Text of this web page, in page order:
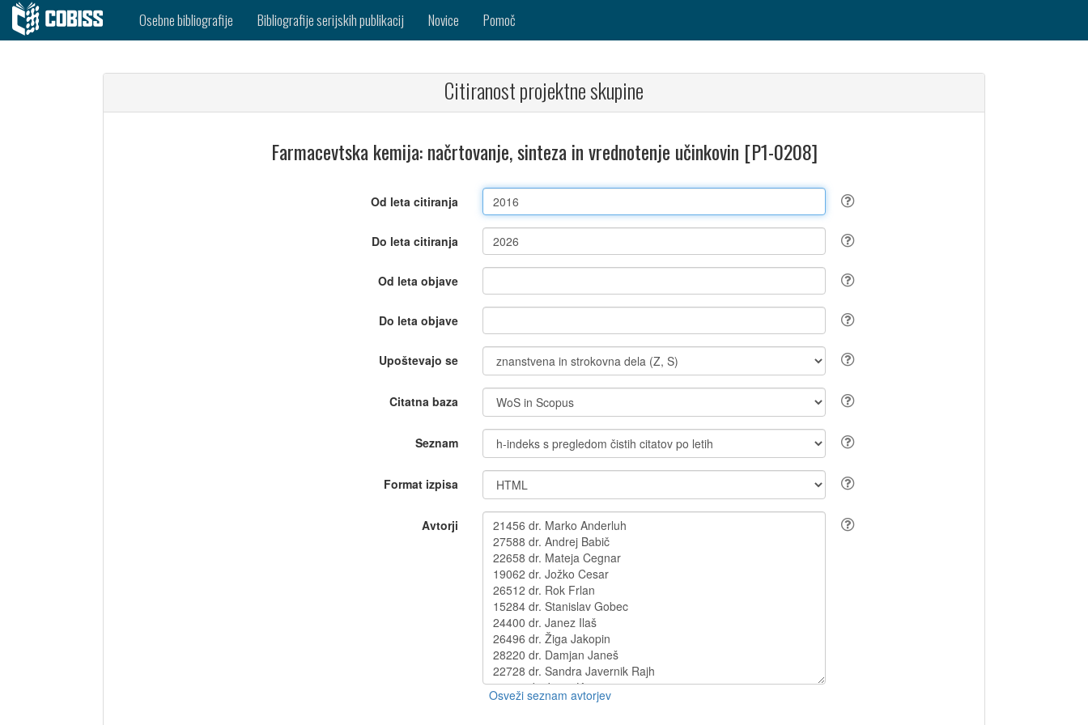
Osebne bibliografije Bibliografije serijskih publikacij Novice Pomoč
Citiranost projektne skupine
Farmacevtska kemija: načrtovanje, sinteza in vrednotenje učinkovin [P1-0208]
Od leta citiranja
Do leta citiranja
Od leta objave
Do leta objave
Upoštevajo se
Citatna baza
Seznam
Format izpisa
Avtorji